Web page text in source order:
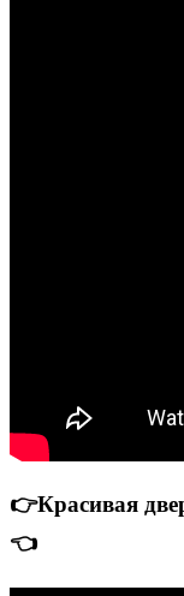
👉Красивая
👈